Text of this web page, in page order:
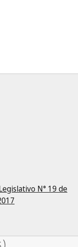
N° 19 de